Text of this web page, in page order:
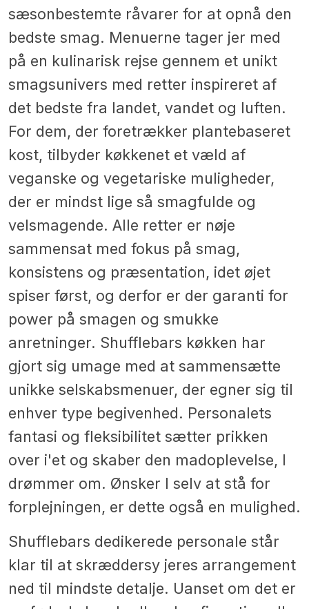
sæsonbestemte råvarer for at opnå den
bedste smag. Menuerne tager jer med
på en kulinarisk rejse gennem et unikt
smagsunivers med retter inspireret af
det bedste fra landet, vandet og luften.
For dem, der foretrækker plantebaseret
kost, tilbyder køkkenet et væld af
veganske og vegetariske muligheder,
der er mindst lige så smagfulde og
velsmagende. Alle retter er nøje
sammensat med fokus på smag,
konsistens og præsentation, idet øjet
spiser først, og derfor er der garanti for
power på smagen og smukke
anretninger. Shufflebars køkken har
gjort sig umage med at sammensætte
unikke selskabsmenuer, der egner sig til
enhver type begivenhed. Personalets
fantasi og fleksibilitet sætter prikken
over i'et og skaber den madoplevelse, I
drømmer om. Ønsker I selv at stå for
forplejningen, er dette også en mulighed.
Shufflebars dedikerede personale står
klar til at skræddersy jeres arrangement
ned til mindste detalje. Uanset om det er